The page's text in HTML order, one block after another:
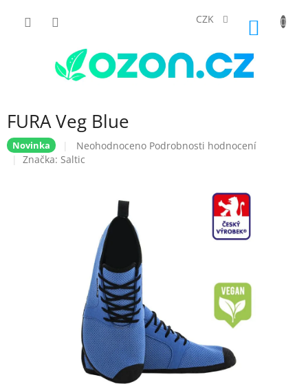
CZK
FURA Veg Blue
Novinka
Průměrné
hodnocení
hvězdiček.
Neohodnoceno Podrobnosti hodnocení
Značka: Saltic